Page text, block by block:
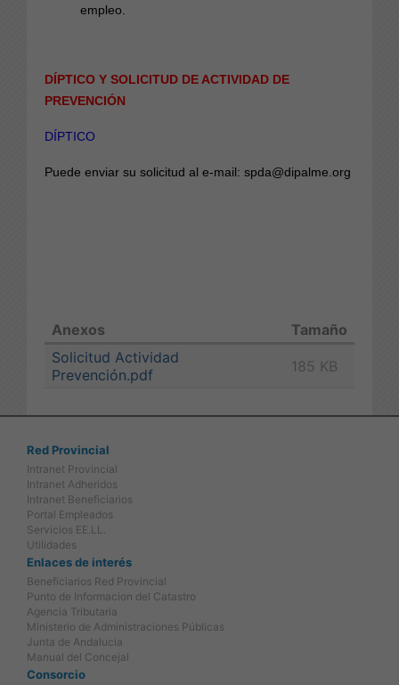
empleo.
DÍPTICO Y SOLICITUD DE ACTIVIDAD DE
PREVENCIÓN
DÍPTICO
Puede enviar su solicitud al e-mail: spda@dipalme.org
Anexos
Tamaño
Solicitud Actividad
Prevención.pdf
185 KB
Red Provincial
Intranet Provincial
Intranet Adheridos
Intranet Beneficiarios
Portal Empleados
Servicios EE.LL.
Utilidades
Enlaces de interés
Beneficiarios Red Provincial
Punto de Informacion del Catastro
Agencia Tributaria
Ministerio de Administraciones Públicas
Junta de Andalucia
Manual del Concejal
Consorcio